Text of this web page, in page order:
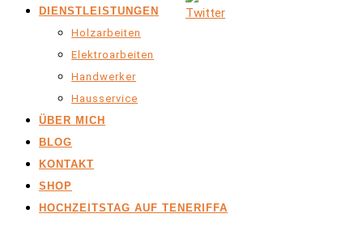
DIENSTLEISTUNGEN
Holzarbeiten
Elektroarbeiten
Handwerker
Hausservice
ÜBER MICH
BLOG
KONTAKT
SHOP
HOCHZEITSTAG AUF TENERIFFA